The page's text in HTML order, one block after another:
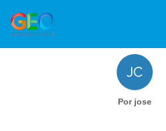
Por jose